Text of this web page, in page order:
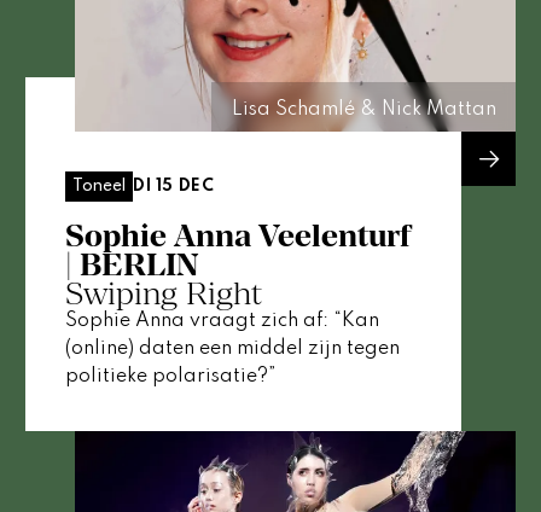
Toneel DI 15 DEC
Sophie Anna Veelenturf
| BERLIN
Swiping Right
Sophie Anna vraagt zich af: “Kan
(online) daten een middel zijn tegen
politieke polarisatie?”
Lisa Schamlé & Nick Mattan